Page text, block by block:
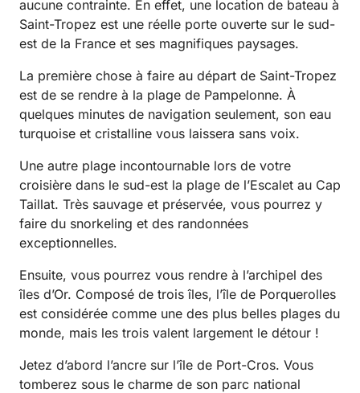
aucune contrainte. En effet, une location de bateau à
Saint-Tropez est une réelle porte ouverte sur le sud-
est de la France et ses magnifiques paysages.
La première chose à faire au départ de Saint-Tropez
est de se rendre à la plage de Pampelonne. À
quelques minutes de navigation seulement, son eau
turquoise et cristalline vous laissera sans voix.
Une autre plage incontournable lors de votre
croisière dans le sud-est la plage de l’Escalet au Cap
Taillat. Très sauvage et préservée, vous pourrez y
faire du snorkeling et des randonnées
exceptionnelles.
Ensuite, vous pourrez vous rendre à l’archipel des
îles d’Or. Composé de trois îles, l’île de Porquerolles
est considérée comme une des plus belles plages du
monde, mais les trois valent largement le détour !
Jetez d’abord l’ancre sur l’île de Port-Cros. Vous
tomberez sous le charme de son parc national